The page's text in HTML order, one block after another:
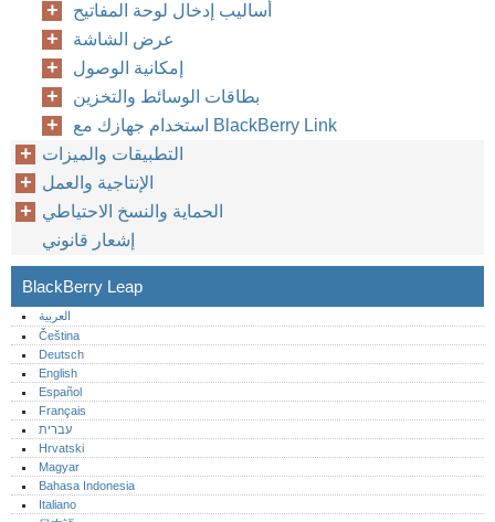
أساليب إدخال لوحة المفاتيح
عرض الشاشة
إمكانية الوصول
بطاقات الوسائط والتخزين
استخدام جهازك مع BlackBerry Link
التطبيقات والميزات
الإنتاجية والعمل
الحماية والنسخ الاحتياطي
إشعار قانوني
BlackBerry Leap
العربية
Čeština
Deutsch
English
Español
Français
עברית
Hrvatski
Magyar
Bahasa Indonesia
Italiano